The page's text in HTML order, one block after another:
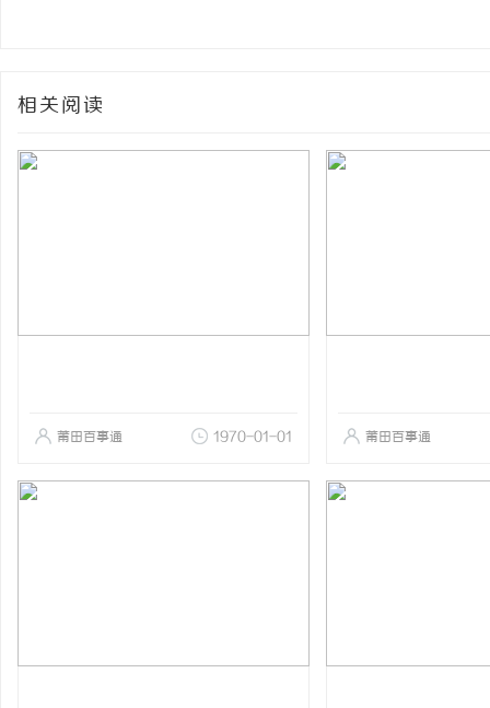
相关阅读
莆田百事通 1970-01-01 莆田百事通